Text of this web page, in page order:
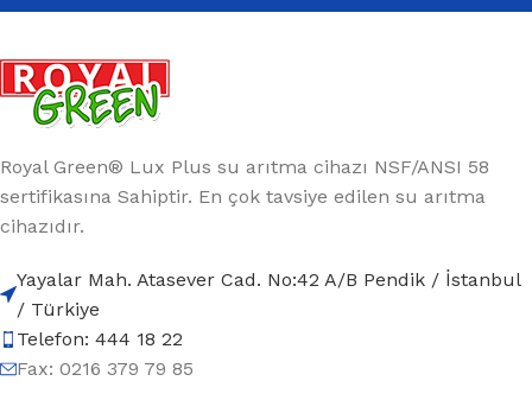
Royal Green® Lux Plus su arıtma cihazı NSF/ANSI 58
sertifikasına Sahiptir. En çok tavsiye edilen su arıtma
cihazıdır.
Yayalar Mah. Atasever Cad. No:42 A/B Pendik / İstanbul
/ Türkiye
Telefon: 444 18 22
Fax: 0216 379 79 85